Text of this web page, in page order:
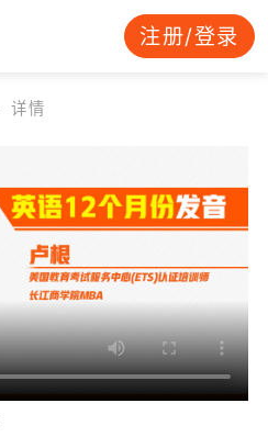
注册/登录
详情